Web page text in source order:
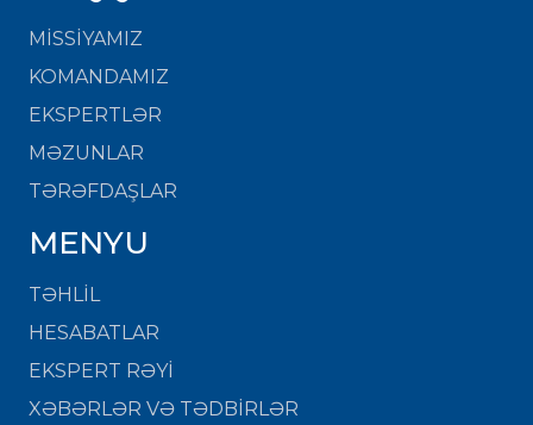
MISSIYAMIZ
KOMANDAMIZ
EKSPERTLƏR
MƏZUNLAR
TƏRƏFDAŞLAR
MENYU
TƏHLİL
HESABATLAR
EKSPERT RƏYİ
XƏBƏRLƏR VƏ TƏDBİRLƏR